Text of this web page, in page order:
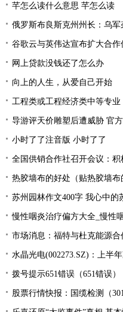
芊怎么读什么意思 芊怎么读
俄罗斯布良斯克州州长：乌
谷歌云与英伟达宣布扩大合作
网上贷款没钱还了怎么办
向上的人生，从爱自己开始
工程类或工程经济类中等专业（
导游评天价雕塑后遭威胁 官
小时了了注音版 小时了了
全国供销合作社召开会议：积
热胶墙布的好处（贴热胶墙布
苏州园林作文400字 我心中的
慢性咽炎治疗偏方大全_慢性
市场消息：福特与杜克能源合
水晶光电(002273.SZ)：上半
拨号提示651错误（651错误）
股票行情快报：国缆检测（